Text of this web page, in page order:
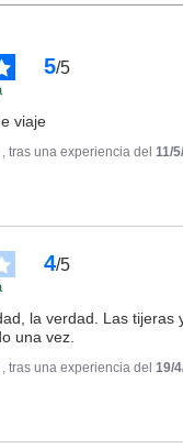
HANSEN COLOR
22 SMOKE FUMEE 4
Pvr 6.45€
-54% 2.95€
5/5
viaje
, tras una experiencia del 11/
4/5
la verdad. Las tijeras
una vez.
, tras una experiencia del 19/